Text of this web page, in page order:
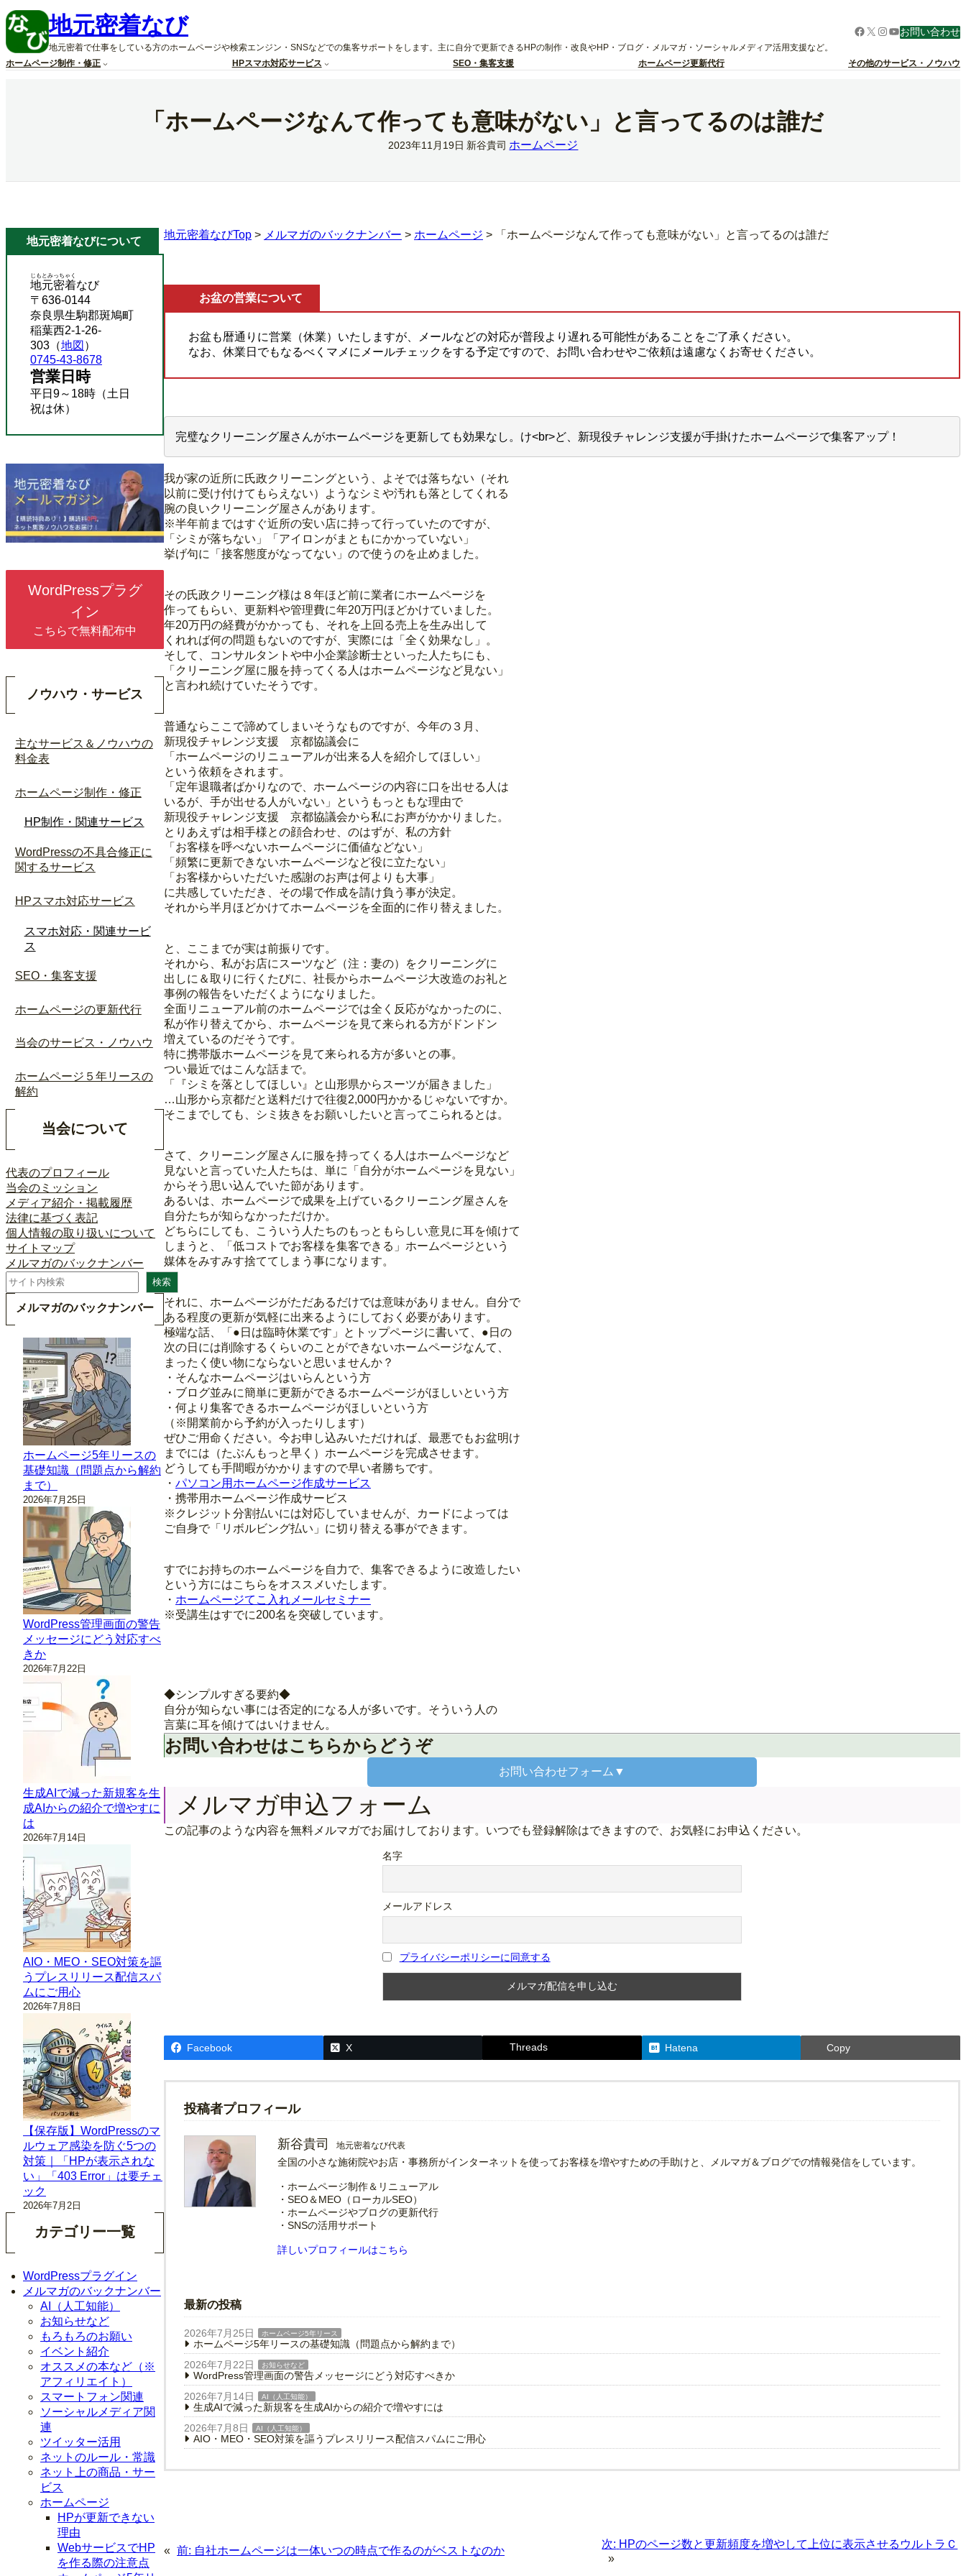
内
容
を
ス
キ
地元密着なび
地元密着で仕事をしている方のホームページや検索エンジン・SNSなどでの集客サポートをします。主に自分で更新できるHPの制作・改良やHP・ブログ・メルマガ・ソーシャルメディア活用支援など。
Facebook
X Instagram
YouTube
お問い合わせ
ホームページ制作・修正 HPスマホ対応サービス SEO・集客支援 ホームページ更新代行 その他のサービス・ノウハウ
「ホームページなんて作っても意味がない」と言ってるのは誰だ
2023年11月19日 新谷貴司 ホームページ
地元密着なびTop > メルマガのバックナンバー > ホームページ > 「ホームページなんて作っても意味がない」と言ってるのは誰だ
お盆の営業について
お盆も暦通りに営業（休業）いたしますが、メールなどの対応が普段より遅れる可能性があることをご了承ください。
なお、休業日でもなるべくマメにメールチェックをする予定ですので、お問い合わせやご依頼は遠慮なくお寄せください。
完璧なクリーニング屋さんがホームページを更新しても効果なし。け<br>ど、新現役チャレンジ支援が手掛けたホームページで集客アップ！
我が家の近所に氏政クリーニングという、よそでは落ちない（それ
以前に受け付けてもらえない）ようなシミや汚れも落としてくれる
腕の良いクリーニング屋さんがあります。
※半年前まではすぐ近所の安い店に持って行っていたのですが、
「シミが落ちない」「アイロンがまともにかかっていない」
挙げ句に「接客態度がなってない」ので使うのを止めました。
その氏政クリーニング様は８年ほど前に業者にホームページを
作ってもらい、更新料や管理費に年20万円ほどかけていました。
年20万円の経費がかかっても、それを上回る売上を生み出して
くれれば何の問題もないのですが、実際には「全く効果なし」。
そして、コンサルタントや中小企業診断士といった人たちにも、
「クリーニング屋に服を持ってくる人はホームページなど見ない」
と言われ続けていたそうです。
普通ならここで諦めてしまいそうなものですが、今年の３月、
新現役チャレンジ支援 京都協議会に
「ホームページのリニューアルが出来る人を紹介してほしい」
という依頼をされます。
「定年退職者ばかりなので、ホームページの内容に口を出せる人は
いるが、手が出せる人がいない」というもっともな理由で
新現役チャレンジ支援 京都協議会から私にお声がかかりました。
とりあえずは相手様との顔合わせ、のはずが、私の方針
「お客様を呼べないホームページに価値などない」
「頻繁に更新できないホームページなど役に立たない」
「お客様からいただいた感謝のお声は何よりも大事」
に共感していただき、その場で作成を請け負う事が決定。
それから半月ほどかけてホームページを全面的に作り替えました。
と、ここまでが実は前振りです。
それから、私がお店にスーツなど（注：妻の）をクリーニングに
出しに＆取りに行くたびに、社長からホームページ大改造のお礼と
事例の報告をいただくようになりました。
全面リニューアル前のホームページでは全く反応がなかったのに、
私が作り替えてから、ホームページを見て来られる方がドンドン
増えているのだそうです。
特に携帯版ホームページを見て来られる方が多いとの事。
つい最近ではこんな話まで。
「『シミを落としてほしい』と山形県からスーツが届きました」
…山形から京都だと送料だけで往復2,000円かかるじゃないですか。
そこまでしても、シミ抜きをお願いしたいと言ってこられるとは。
さて、クリーニング屋さんに服を持ってくる人はホームページなど
見ないと言っていた人たちは、単に「自分がホームページを見ない」
からそう思い込んでいた節があります。
あるいは、ホームページで成果を上げているクリーニング屋さんを
自分たちが知らなかっただけか。
どちらにしても、こういう人たちのもっともらしい意見に耳を傾けて
しまうと、「低コストでお客様を集客できる」ホームページという
媒体をみすみす捨ててしまう事になります。
それに、ホームページがただあるだけでは意味がありません。自分で
ある程度の更新が気軽に出来るようにしておく必要があります。
極端な話、「●日は臨時休業です」とトップページに書いて、●日の
次の日には削除するくらいのことができないホームページなんて、
まったく使い物にならないと思いませんか？
・そんなホームページはいらんという方
・ブログ並みに簡単に更新ができるホームページがほしいという方
・何より集客できるホームページがほしいという方
（※開業前から予約が入ったりします）
ぜひご用命ください。今お申し込みいただければ、最悪でもお盆明け
までには（たぶんもっと早く）ホームページを完成させます。
どうしても手間暇がかかりますので早い者勝ちです。
・ パソコン用ホームページ作成サービス
・携帯用ホームページ作成サービス
※クレジット分割払いには対応していませんが、カードによっては
ご自身で「リボルビング払い」に切り替える事ができます。
すでにお持ちのホームページを自力で、集客できるように改造したい
という方にはこちらをオススメいたします。
・ ホームページてこ入れメールセミナー
※受講生はすでに200名を突破しています。
◆シンプルすぎる要約◆
自分が知らない事には否定的になる人が多いです。そういう人の
言葉に耳を傾けてはいけません。
お問い合わせはこちらからどうぞ
お問い合わせフォーム▼
メルマガ申込フォーム
この記事のような内容を無料メルマガでお届けしております。いつでも登録解除はできますので、お気軽にお申込ください。
名字
メールアドレス
プライバシーポリシーに同意する
Facebook X Threads Hatena Copy
投稿者プロフィール
新谷貴司 地元密着なび代表
全国の小さな施術院やお店・事務所がインターネットを使ってお客様を増やすための手助けと、メルマガ＆ブログでの情報発信をしています。
・ホームページ制作＆リニューアル
・SEO＆MEO（ローカルSEO）
・ホームページやブログの更新代行
・SNSの活用サポート
詳しいプロフィールはこちら
最新の投稿
2026年7月25日 ホームページ5年リース
ホームページ5年リースの基礎知識（問題点から解約まで）
2026年7月22日
お知らせなど
WordPress管理画面の警告メッセージにどう対応すべきか
2026年7月14日
AI（人工知能）
生成AIで減った新規客を生成AIからの紹介で増やすには
2026年7月8日
AI（人工知能）
AIO・MEO・SEO対策を謳うプレスリリース配信スパムにご用心
« 前: 自社ホームページは一体いつの時点で作るのがベストなのか
次: HPのページ数と更新頻度を増やして上位に表示させるウルトラＣ
»
地元密着なびについて
地元密着
じもとみっちゃく
なび
〒636-0144
奈良県生駒郡斑鳩町
稲葉西2-1-26-
303（地図 ）
0745-43-8678
営業日時
平日9～18時（土日
祝は休）
WordPressプラグ
イン
こちらで無料配布中
ノウハウ・サービス
主なサービス＆ノウハウの
料金表
ホームページ制作・修正
HP制作・関連サービス
WordPressの不具合修正に
関するサービス
HPスマホ対応サービス
スマホ対応・関連サービ
ス
SEO・集客支援
ホームページの更新代行
当会のサービス・ノウハウ
ホームページ５年リースの
解約
当会について
代表のプロフィール
当会のミッション
メディア紹介・掲載履歴
法律に基づく表記
個人情報の取り扱いについて
サイトマップ
メルマガのバックナンバー
検
索
検索
メルマガのバックナンバー
ホームページ5年リースの
基礎知識（問題点から解約
まで）
2026年7月25日
WordPress管理画面の警告
メッセージにどう対応すべ
きか
2026年7月22日
生成AIで減った新規客を生
成AIからの紹介で増やすに
は
2026年7月14日
AIO・MEO・SEO対策を謳
うプレスリリース配信スパ
ムにご用心
2026年7月8日
【保存版】WordPressのマ
ルウェア感染を防ぐ5つの
対策｜「HPが表示されな
い」「403 Error」は要チェ
ック
2026年7月2日
カテゴリー一覧
WordPressプラグイン
メルマガのバックナンバー
AI（人工知能）
お知らせなど
もろもろのお願い
イベント紹介
オススメの本など（※
アフィリエイト）
スマートフォン関連
ソーシャルメディア関
連
ツイッター活用
ネットのルール・常識
ネット上の商品・サー
ビス
ホームページ
HPが更新できない
理由
WebサービスでHP
を作る際の注意点